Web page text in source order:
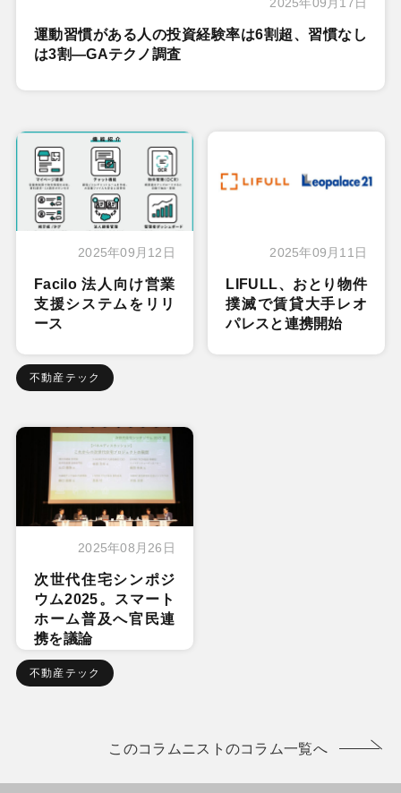
2025年09月17日
運動習慣がある人の投資経験率は6割超、習慣なし
は3割―GAテクノ調査
2025年09月12日
Facilo 法人向け営業
支援システムをリリ
ース
不動産テック
2025年09月11日
LIFULL、おとり物件
撲滅で賃貸大手レオ
パレスと連携開始
2025年08月26日
次世代住宅シンポジ
ウム2025。スマート
ホーム普及へ官民連
携を議論
不動産テック
このコラムニストのコラム一覧へ